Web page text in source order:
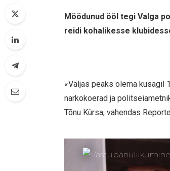
Möödunud ööl tegi Valga
reidi kohalikesse
«Väljas peaks olema kusagil
narkokoerad ja
Tõnu Kürsa, vahendas